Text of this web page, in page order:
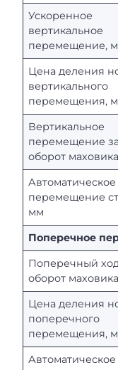
Ускоренное
вертикальное
перемещение,
Цена деления
вертикального
перемещения,
Вертикальное
перемещение
оборот
Автоматическое
перемещение
мм
Поперечное
Поперечный
оборот
Цена деления
поперечного
перемещения,
Автоматическое